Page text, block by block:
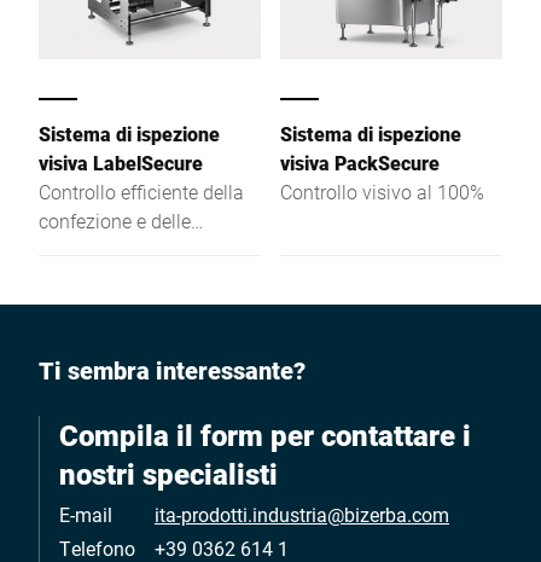
Sistema di ispezione
visiva LabelSecure
Controllo efficiente della
confezione e delle
Sistema di ispezione
visiva PackSecure
Controllo visivo al 100%
Ti sembra interessante?
Compila il form per contattare i
nostri specialisti
E-mail
ita-prodotti.industria@bizerba.com
Telefono
+39 0362 614 1